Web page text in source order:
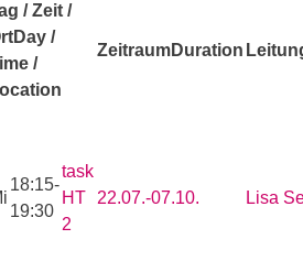
/ Zeit /
Day /
/
ZeitraumDuration
18:15-
19:30
task
HT
2
22.07.-07.10. Lisa